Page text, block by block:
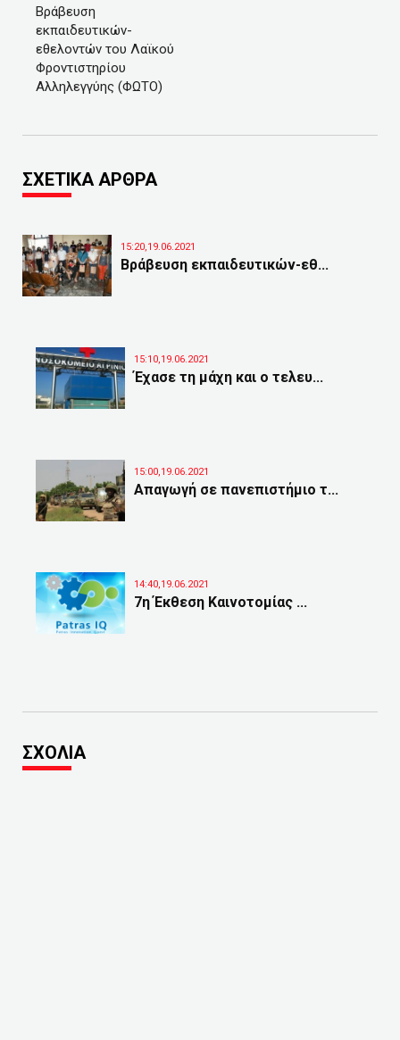
Βράβευση
εκπαιδευτικών-
εθελοντών του Λαϊκού
Φροντιστηρίου
Αλληλεγγύης (ΦΩΤΟ)
ΣΧΕΤΙΚΑ ΑΡΘΡΑ
15:20,19.06.2021
Βράβευση εκπαιδευτικών-εθ...
15:10,19.06.2021
Έχασε τη μάχη και ο τελευ...
15:00,19.06.2021
Απαγωγή σε πανεπιστήμιο τ...
14:40,19.06.2021
7η Έκθεση Καινοτομίας ...
ΣΧΟΛΙΑ